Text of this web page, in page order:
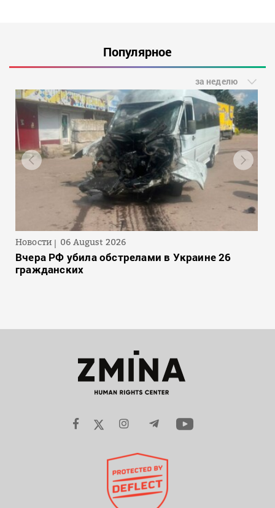
Популярное
за неделю
Новости 06 August 2026
Вчера РФ убила обстрелами в Украине 26
гражданских